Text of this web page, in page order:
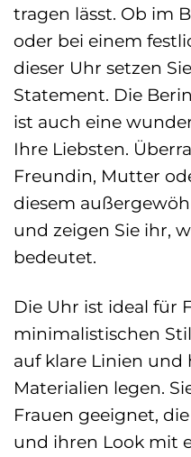
tragen lässt. Ob im
oder bei einem
dieser Uhr setzen
Statement. Die
ist auch eine
Ihre Liebsten.
Freundin, Mutter
diesem
und zeigen Sie ihr,
bedeutet.
Die Uhr ist ideal für
minimalistischen
auf klare Linien
Materialien legen.
Frauen geeignet,
und ihren Look mit